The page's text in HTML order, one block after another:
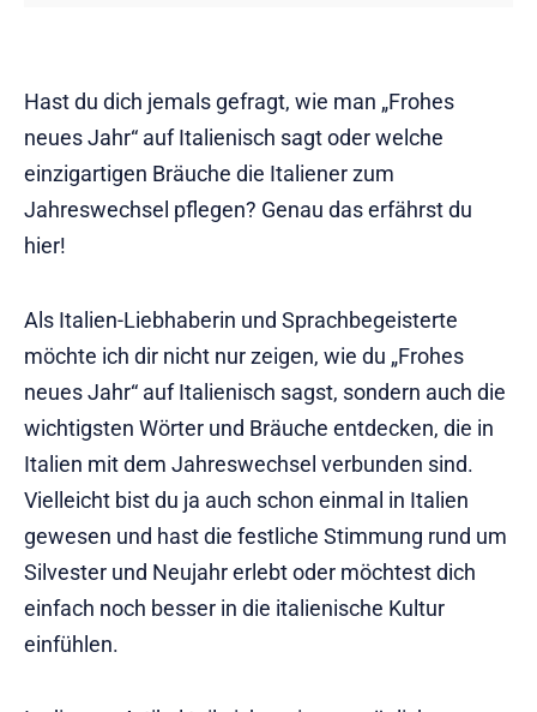
Hast du dich jemals gefragt, wie man „Frohes
neues Jahr“ auf Italienisch sagt oder welche
einzigartigen Bräuche die Italiener zum
Jahreswechsel pflegen? Genau das erfährst du
hier!
Als Italien-Liebhaberin und Sprachbegeisterte
möchte ich dir nicht nur zeigen, wie du „Frohes
neues Jahr“ auf Italienisch sagst, sondern auch die
wichtigsten Wörter und Bräuche entdecken, die in
Italien mit dem Jahreswechsel verbunden sind.
Vielleicht bist du ja auch schon einmal in Italien
gewesen und hast die festliche Stimmung rund um
Silvester und Neujahr erlebt oder möchtest dich
einfach noch besser in die italienische Kultur
einfühlen.